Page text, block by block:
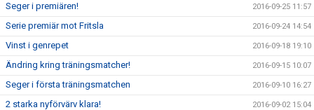
Seger i premiären! 2016-09-25 11:57
Serie premiär mot Fritsla 2016-09-24 14:54
Vinst i genrepet 2016-09-18 19:10
Ändring kring träningsmatcher! 2016-09-15 10:07
Seger i första träningsmatchen 2016-09-10 16:27
2 starka nyförvärv klara! 2016-09-02 15:04